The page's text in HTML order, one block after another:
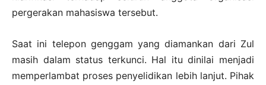
pergerakan mahasiswa tersebut.
Saat ini telepon genggam yang diamankan dari Zul
masih dalam status terkunci. Hal itu dinilai menjadi
memperlambat proses penyelidikan lebih lanjut. Pihak